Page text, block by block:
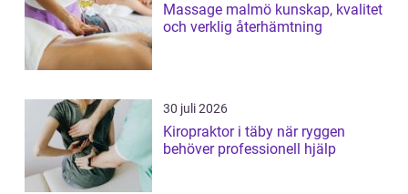
Massage malmö kunskap, kvalitet
och verklig återhämtning
30 juli 2026
Kiropraktor i täby när ryggen
behöver professionell hjälp